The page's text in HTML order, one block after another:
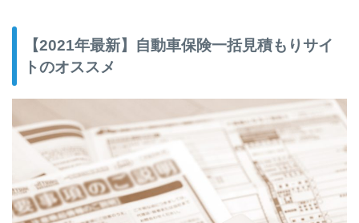
【2021年最新】自動車保険一括見積もりサイ
トのオススメ